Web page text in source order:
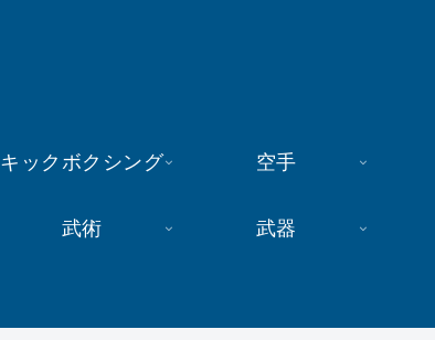
キックボクシング 空手
武術 武器